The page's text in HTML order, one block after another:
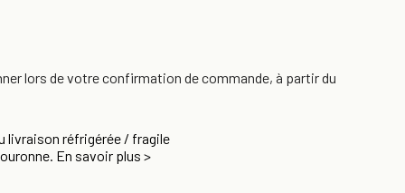
lors de votre confirmation de commande, à partir du
livraison réfrigérée / fragile
En savoir plus >